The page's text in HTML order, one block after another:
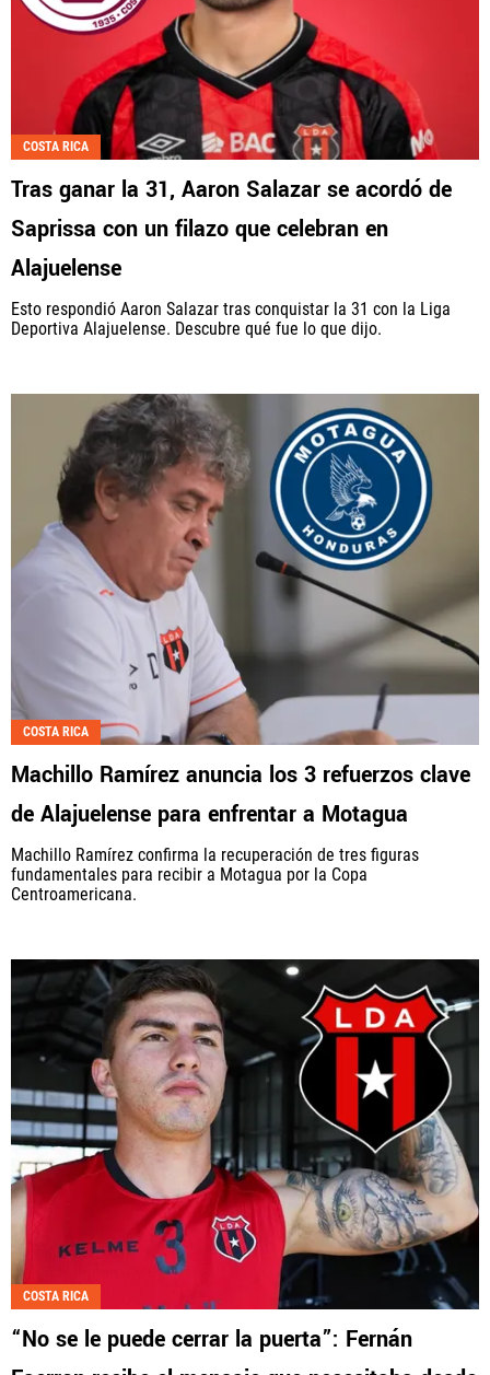
COSTA RICA
Tras ganar la 31, Aaron Salazar se acordó de
Saprissa con un filazo que celebran en
Alajuelense
Esto respondió Aaron Salazar tras conquistar la 31 con la Liga
Deportiva Alajuelense. Descubre qué fue lo que dijo.
COSTA RICA
Machillo Ramírez anuncia los 3 refuerzos clave
de Alajuelense para enfrentar a Motagua
Machillo Ramírez confirma la recuperación de tres figuras
fundamentales para recibir a Motagua por la Copa
Centroamericana.
COSTA RICA
“No se le puede cerrar la puerta”: Fernán